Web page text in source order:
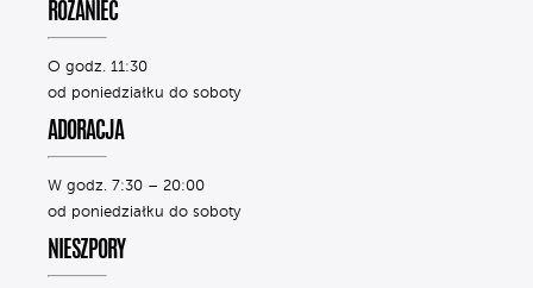
RÓŻANIEC
O godz. 11:30
od poniedziałku do soboty
ADORACJA
W godz. 7:30 – 20:00
od poniedziałku do soboty
NIESZPORY